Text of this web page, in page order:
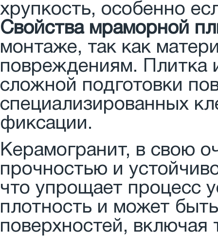
хрупкость, особенно
Свойства мраморной
монтаже, так как
повреждениям. Плитка
сложной подготовки
специализированных
фиксации.
Керамогранит, в свою
прочностью и
что упрощает процесс
плотность и может
поверхностей,